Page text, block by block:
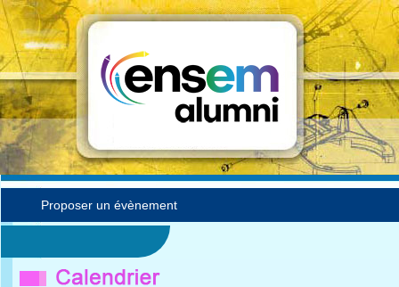
Proposer un évènement